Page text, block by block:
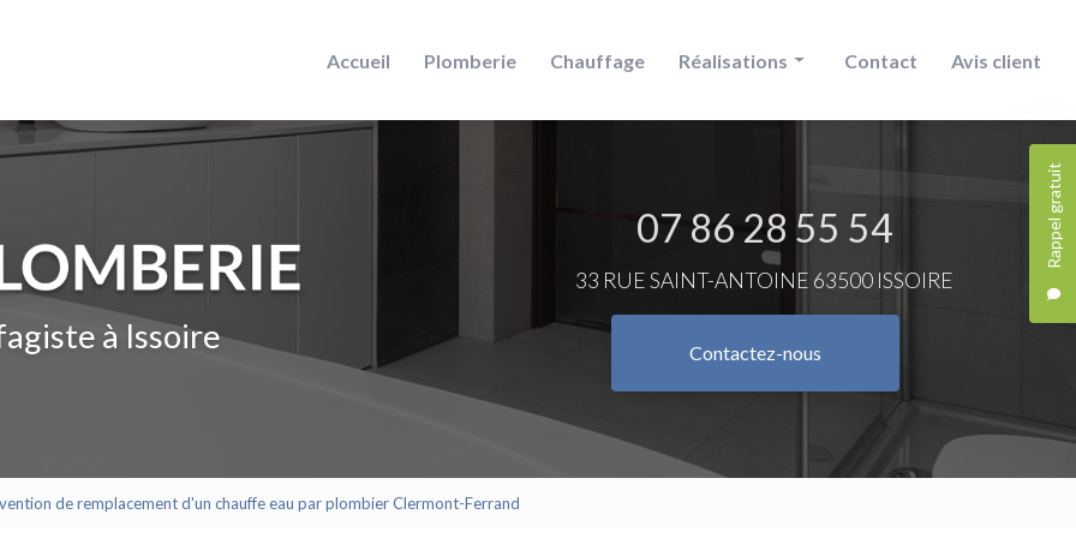
Rappel gratuit
Accueil Plomberie Chauffage Réalisations
Salle de bain
Contact Avis client
à Issoire
07 86 28 55 54
33 RUE SAINT-ANTOINE 63500 ISSOIRE
Contactez-nous
de remplacement d'un chauffe eau par plombier Clermont-Ferrand